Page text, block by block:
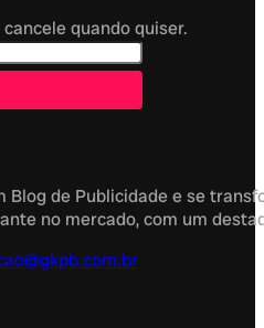
quando quiser.
Blog de Publicidade e se
no mercado, com um